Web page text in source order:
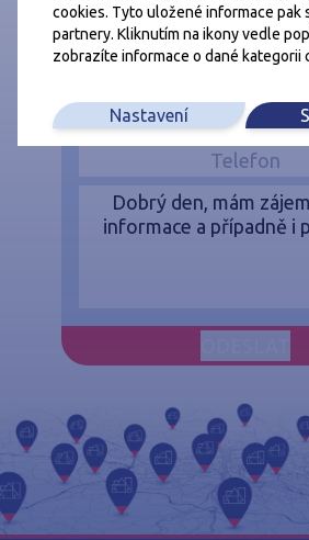
cookies. Tyto uložené informace pak
partnery. Kliknutím na ikony vedle
zobrazíte informace o dané kategorii
Nastavení
informace
Zadané údaje zpracováváme